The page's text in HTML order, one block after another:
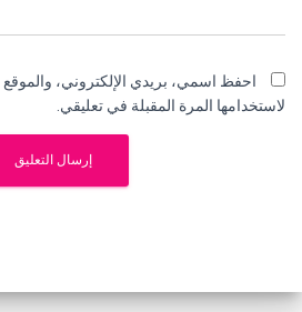
احفظ اسمي، بريدي الإلكتروني،
لاستخدامها المرة المقبلة في تعليقي.